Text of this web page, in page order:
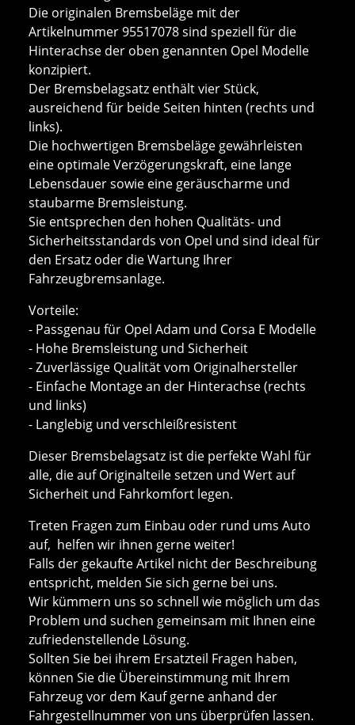
Die originalen Bremsbeläge mit der
Artikelnummer 95517078 sind speziell für die
Hinterachse der oben genannten Opel Modelle
konzipiert.
Der Bremsbelagsatz enthält vier Stück,
ausreichend für beide Seiten hinten (rechts und
links).
Die hochwertigen Bremsbeläge gewährleisten
eine optimale Verzögerungskraft, eine lange
Lebensdauer sowie eine geräuscharme und
staubarme Bremsleistung.
Sie entsprechen den hohen Qualitäts- und
Sicherheitsstandards von Opel und sind ideal für
den Ersatz oder die Wartung Ihrer
Fahrzeugbremsanlage.
Vorteile:
- Passgenau für Opel Adam und Corsa E Modelle
- Hohe Bremsleistung und Sicherheit
- Zuverlässige Qualität vom Originalhersteller
- Einfache Montage an der Hinterachse (rechts
und links)
- Langlebig und verschleißresistent
Dieser Bremsbelagsatz ist die perfekte Wahl für
alle, die auf Originalteile setzen und Wert auf
Sicherheit und Fahrkomfort legen.
Treten Fragen zum Einbau oder rund ums Auto
auf, helfen wir ihnen gerne weiter!
Falls der gekaufte Artikel nicht der Beschreibung
entspricht, melden Sie sich gerne bei uns.
Wir kümmern uns so schnell wie möglich um das
Problem und suchen gemeinsam mit Ihnen eine
zufriedenstellende Lösung.
Sollten Sie bei ihrem Ersatzteil Fragen haben,
können Sie die Übereinstimmung mit Ihrem
Fahrzeug vor dem Kauf gerne anhand der
Fahrgestellnummer von uns überprüfen lassen.